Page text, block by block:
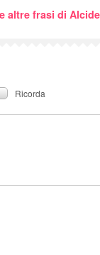
altre frasi di
Ricorda